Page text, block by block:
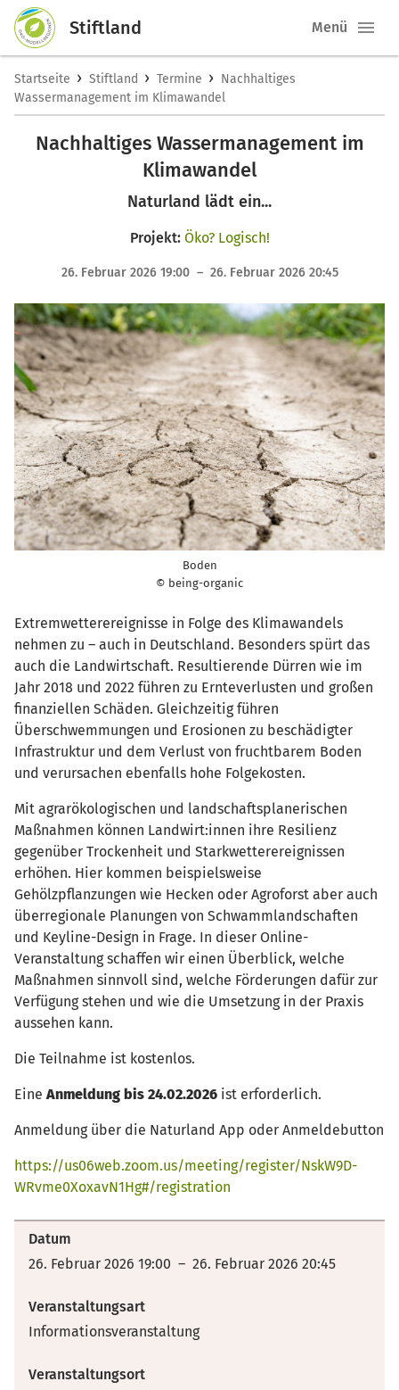
Stiftland Menü
Startseite › Stiftland › Termine › Nachhaltiges
Wassermanagement im Klimawandel
Nachhaltiges Wassermanagement im
Klimawandel
Naturland lädt ein...
Projekt: Öko? Logisch!
26. Februar 2026 19:00 – 26. Februar 2026 20:45
Boden
© being-organic
Extremwetterereignisse in Folge des Klimawandels
nehmen zu – auch in Deutschland. Besonders spürt das
auch die Landwirtschaft. Resultierende Dürren wie im
Jahr 2018 und 2022 führen zu Ernteverlusten und großen
finanziellen Schäden. Gleichzeitig führen
Überschwemmungen und Erosionen zu beschädigter
Infrastruktur und dem Verlust von fruchtbarem Boden
und verursachen ebenfalls hohe Folgekosten.
Mit agrarökologischen und landschaftsplanerischen
Maßnahmen können Landwirt:innen ihre Resilienz
gegenüber Trockenheit und Starkwetterereignissen
erhöhen. Hier kommen beispielsweise
Gehölzpflanzungen wie Hecken oder Agroforst aber auch
überregionale Planungen von Schwammlandschaften
und Keyline-Design in Frage. In dieser Online-
Veranstaltung schaffen wir einen Überblick, welche
Maßnahmen sinnvoll sind, welche Förderungen dafür zur
Verfügung stehen und wie die Umsetzung in der Praxis
aussehen kann.
Die Teilnahme ist kostenlos.
EineAnmeldung bis 24.02.2026 ist erforderlich.
Anmeldung über die Naturland App oder Anmeldebutton
https://us06web.zoom.us/meeting/register/NskW9D-
WRvme0XoxavN1Hg#/registration
Datum
26. Februar 2026 19:00 – 26. Februar 2026 20:45
Veranstaltungsart
Informationsveranstaltung
Veranstaltungsort